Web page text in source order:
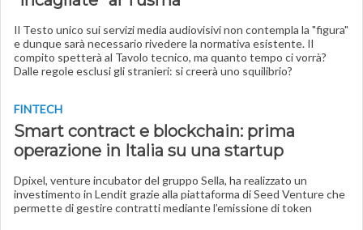
Il Testo unico sui servizi media audiovisivi non contempla la "figura"
e dunque sarà necessario rivedere la normativa esistente. Il
compito spetterà al Tavolo tecnico, ma quanto tempo ci vorrà?
Dalle regole esclusi gli stranieri: si creerà uno squilibrio?
FINTECH
Smart contract e blockchain: prima
operazione in Italia su una startup
Dpixel, venture incubator del gruppo Sella, ha realizzato un
investimento in Lendit grazie alla piattaforma di Seed Venture che
permette di gestire contratti mediante l’emissione di token